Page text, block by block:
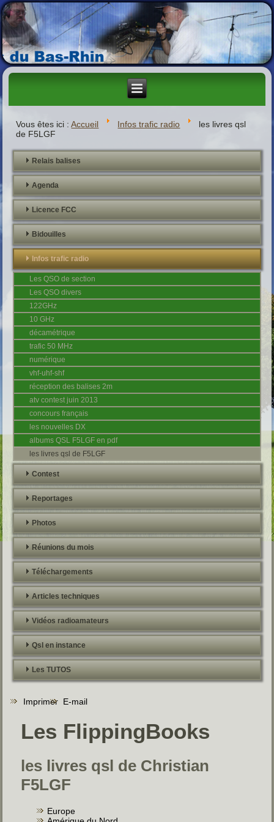
Vous êtes ici :Accueil Infos trafic radio
les livres qsl
de F5LGF
Relais balises
Agenda
Licence FCC
Bidouilles
Infos trafic radio
Les QSO de section
Les QSO divers
122GHz
10 GHz
décamétrique
trafic 50 MHz
numérique
vhf-uhf-shf
réception des balises 2m
atv contest juin 2013
concours français
les nouvelles DX
albums QSL F5LGF en pdf
les livres qsl de F5LGF
Contest
Reportages
Photos
Réunions du mois
Téléchargements
Articles techniques
Vidéos radioamateurs
Qsl en instance
Les TUTOS
Imprimer E-mail
Les FlippingBooks
les livres qsl de Christian
F5LGF
Europe